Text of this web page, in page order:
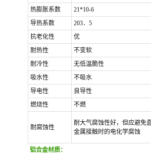
热膨胀系数
21*10-6
导热系数
203．5
抗老化性
优
耐热性
不变软
耐冷性
无低温脆性
吸水性
不吸水
导电性
良导性
燃烧性
不燃
耐腐蚀性
耐大气腐蚀性好，但应避免
金属接触时的电化学腐蚀
铝合金材质：